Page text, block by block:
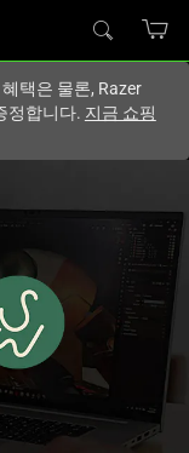
니다.
택은 물론, Razer
정합니다. 지금 쇼핑